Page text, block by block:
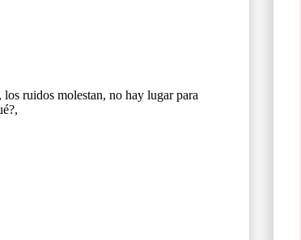
ruidos molestan, no hay lugar para